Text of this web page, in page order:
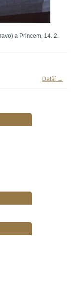
a Princem, 14. 2.
Další →